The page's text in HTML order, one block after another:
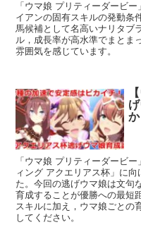
「ウマ娘 プリティーダービ
イアンの固有スキルの発動条
馬候補として名高いナリタブ
ル，成長率が高水準でまとま
雰囲気を感じています。
「ウマ娘 プリティーダービ
ィング アクエリアス杯」に
た。今回の逃げウマ娘は文句
育成することが優勝への最短
スキルに加え，ウマ娘ごとの
してください。